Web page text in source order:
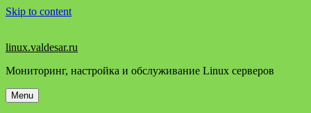
Skip to content
linux.valdesar.ru
Мониторинг, настройка и обслуживание Linux серверов
Menu